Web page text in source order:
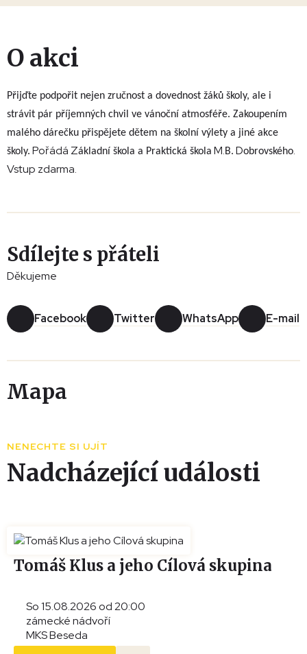
O akci
Přijďte podpořit nejen zručnost a dovednost žáků školy, ale i
strávit pár příjemných chvil ve vánoční atmosféře. Zakoupením
malého dárečku přispějete dětem na školní výlety a jiné akce
školy. Pořádá Základní škola a Praktická škola M.B. Dobrovského.
Vstup zdarma.
Sdílejte s přáteli
Děkujeme
Facebook Twitter WhatsApp E-mail
Mapa
NENECHTE SI UJÍT
Nadcházející události
Tomáš Klus a jeho Cílová skupina
So 15.08.2026 od 20:00
zámecké nádvoří
MKS Beseda